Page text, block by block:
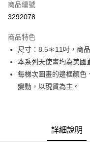
超商取貨付款
Apple Pay
街口支付
悠遊付
全家取貨付款
商品編號
3292078
商品特色
尺寸：8.5＊11吋，商
本系列天使畫均為美國
每梯次圖畫的邊框顏色
變動，以現貨為主。
詳細說明